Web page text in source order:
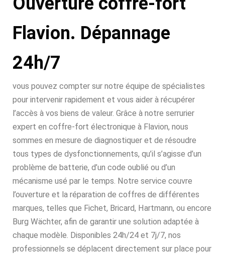
Flavion. Dépannage
24h/7
vous pouvez compter sur notre équipe de spécialistes
pour intervenir rapidement et vous aider à récupérer
l’accès à vos biens de valeur. Grâce à notre serrurier
expert en coffre-fort électronique à Flavion, nous
sommes en mesure de diagnostiquer et de résoudre
tous types de dysfonctionnements, qu’il s’agisse d’un
problème de batterie, d’un code oublié ou d’un
mécanisme usé par le temps. Notre service couvre
l’ouverture et la réparation de coffres de différentes
marques, telles que Fichet, Bricard, Hartmann, ou encore
Burg Wächter, afin de garantir une solution adaptée à
chaque modèle. Disponibles 24h/24 et 7j/7, nos
professionnels se déplacent directement sur place pour